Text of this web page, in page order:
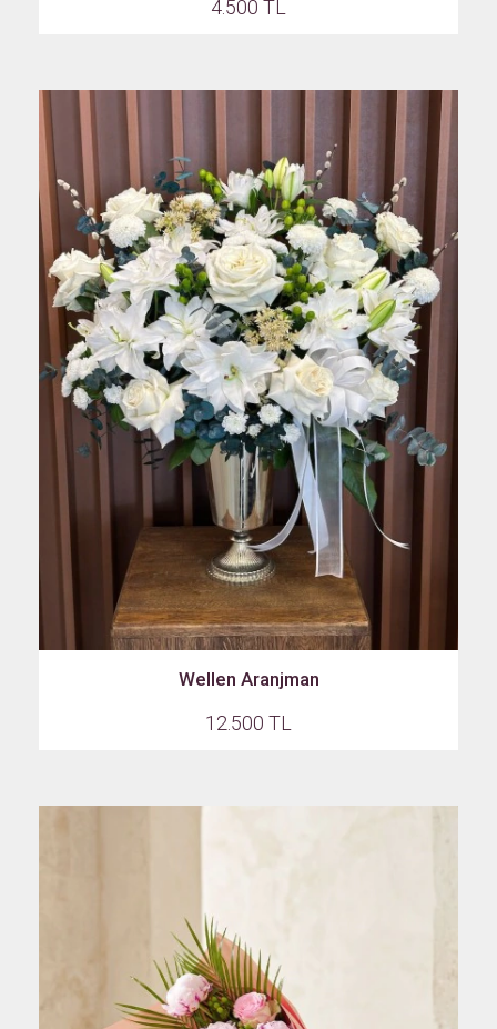
4.500 TL
Wellen Aranjman
12.500 TL